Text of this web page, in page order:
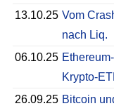
13.10.25 Vom
nach Liq.
06.10.25
Krypto-
26.09.25 Bitcoin